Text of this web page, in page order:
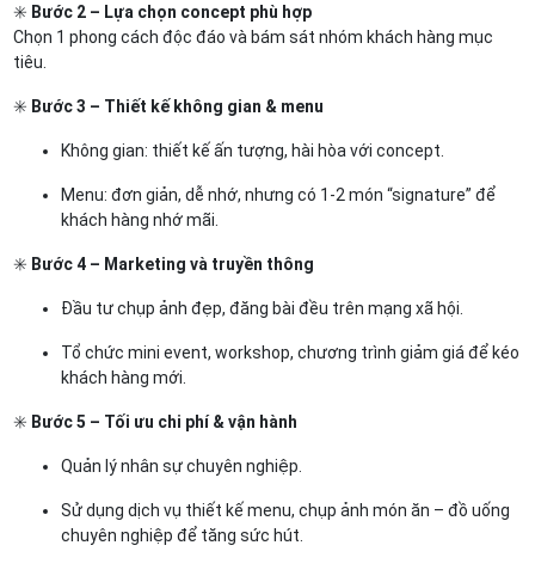
✳️ Bước 2 – Lựa chọn concept phù hợp
Chọn 1 phong cách độc đáo và bám sát nhóm khách hàng mục
tiêu.
✳️ Bước 3 – Thiết kế không gian & menu
Không gian: thiết kế ấn tượng, hài hòa với concept.
Menu: đơn giản, dễ nhớ, nhưng có 1-2 món “signature” để
khách hàng nhớ mãi.
✳️ Bước 4 – Marketing và truyền thông
Đầu tư chụp ảnh đẹp, đăng bài đều trên mạng xã hội.
Tổ chức mini event, workshop, chương trình giảm giá để kéo
khách hàng mới.
✳️ Bước 5 – Tối ưu chi phí & vận hành
Quản lý nhân sự chuyên nghiệp.
Sử dụng dịch vụ thiết kế menu, chụp ảnh món ăn – đồ uống
chuyên nghiệp để tăng sức hút.